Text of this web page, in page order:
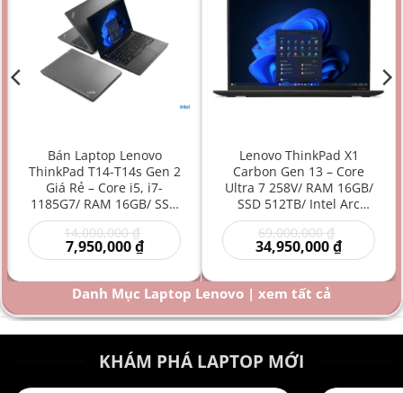
Bán Laptop Lenovo
ThinkPad T14-T14s Gen 2
Giá Rẻ – Core i5, i7-
1185G7/ RAM 16GB/ SSD
512GB/ Intel Iris Xe
Graphics/ 14 inch –
Laptop doanh nhân/
Laptop bền bỉ/ Laptop
hiệu năng mạnh giá rẻ
14,000,000₫
gốc
là:
14,000,000 ₫.
7,950,000₫Giá
hiện
là:
7,950,000 ₫.
Lenovo ThinkPad X1
Carbon Gen 13 – Core
Ultra 7 258V/ RAM 16GB/
SSD 512TB/ Intel Arc
Graphics 140V/ 14 inch –
Laptop AI Doanh Nhân
Siêu Cao Cấp Mỏng Nhẹ
69,000,000₫
gốc
là:
34,950,000₫Giá
hiện
là:
₫.
Danh Mục Laptop Lenovo | xem tất cả
KHÁM PHÁ LAPTOP MỚI